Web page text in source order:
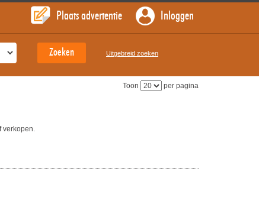
Plaats advertentie Inloggen
Uitgebreid zoeken
Toon per pagina
verkopen.